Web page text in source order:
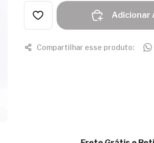
Adicionar
Compartilhar esse produto: